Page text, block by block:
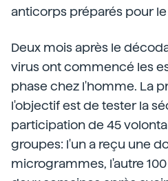
anticorps préparés pour
Deux mois après le
virus ont commencé les
phase chez l'homme. La
l'objectif est de tester la
participation de 45
groupes: l'un a reçu une
microgrammes, l'autre